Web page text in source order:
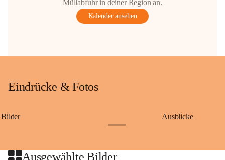
Müllabfuhr in deiner Region an.
Kalender ansehen
Eindrücke & Fotos
Bilder Ausblicke
Ausgewählte Bilder